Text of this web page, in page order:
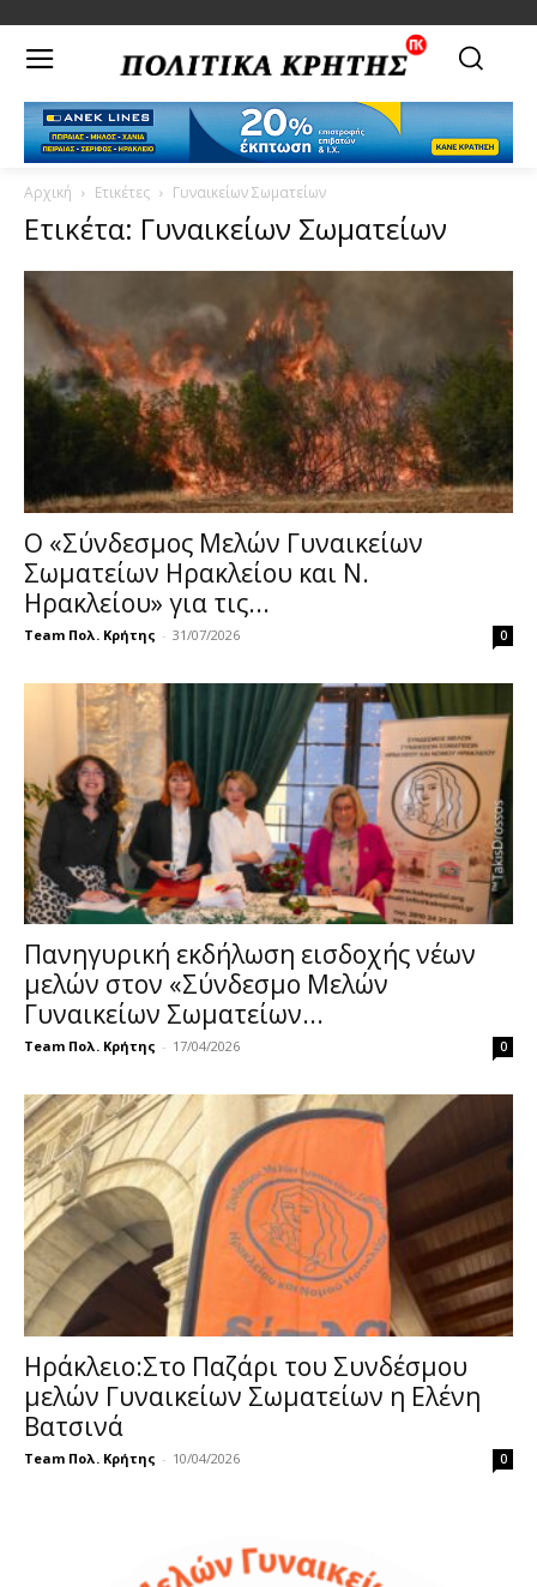
Αρχική Ετικέτες Γυναικείων Σωματείων
Ετικέτα: Γυναικείων Σωματείων
Ο «Σύνδεσμος Μελών Γυναικείων
Σωματείων Ηρακλείου και Ν.
Ηρακλείου» για τις...
Team Πολ. Κρήτης - 31/07/2026 0
Πανηγυρική εκδήλωση εισδοχής νέων
μελών στον «Σύνδεσμο Μελών
Γυναικείων Σωματείων...
Team Πολ. Κρήτης - 17/04/2026 0
Hράκλειο:Στο Παζάρι του Συνδέσμου
μελών Γυναικείων Σωματείων η Ελένη
Βατσινά
Team Πολ. Κρήτης - 10/04/2026 0